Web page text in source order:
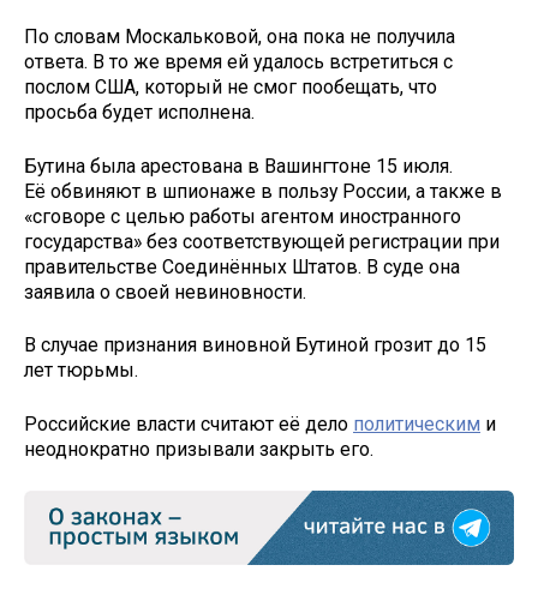
По словам Москальковой, она пока не получила
ответа. В то же время ей удалось встретиться с
послом США, который не смог пообещать, что
просьба будет исполнена.
Бутина была арестована в Вашингтоне 15 июля.
Её обвиняют в шпионаже в пользу России, а также в
«сговоре c целью работы агентом иностранного
государства» без соответствующей регистрации при
правительстве Соединённых Штатов. В суде она
заявила о своей невиновности.
В случае признания виновной Бутиной грозит до 15
лет тюрьмы.
Российские власти считают её дело политическим и
неоднократно призывали закрыть его.